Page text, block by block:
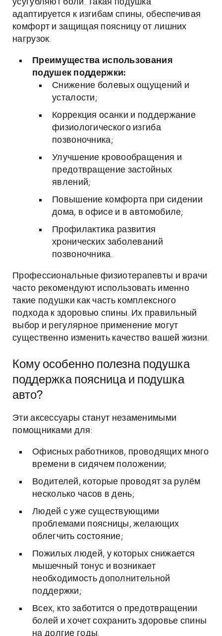
усугубляют боли. Такая подушка
адаптируется к изгибам спины, обеспечивая
комфорт и защищая поясницу от лишних
нагрузок.
Преимущества использования
подушек поддержки:
Снижение болевых ощущений и
усталости;
Коррекция осанки и поддержание
физиологического изгиба
позвоночника;
Улучшение кровообращения и
предотвращение застойных
явлений;
Повышение комфорта при сидении
дома, в офисе и в автомобиле;
Профилактика развития
хронических заболеваний
позвоночника.
Профессиональные физиотерапевты и врачи
часто рекомендуют использовать именно
такие подушки как часть комплексного
подхода к здоровью спины. Их правильный
выбор и регулярное применение могут
существенно изменить качество вашей жизни.
Кому особенно полезна подушка
поддержка поясница и подушка
авто?
Эти аксессуары станут незаменимыми
помощниками для:
Офисных работников, проводящих много
времени в сидячем положении;
Водителей, которые проводят за рулём
несколько часов в день;
Людей с уже существующими
проблемами поясницы, желающих
облегчить состояние;
Пожилых людей, у которых снижается
мышечный тонус и возникает
необходимость дополнительной
поддержки;
Всех, кто заботится о предотвращении
болей и хочет сохранить здоровье спины
на долгие годы.